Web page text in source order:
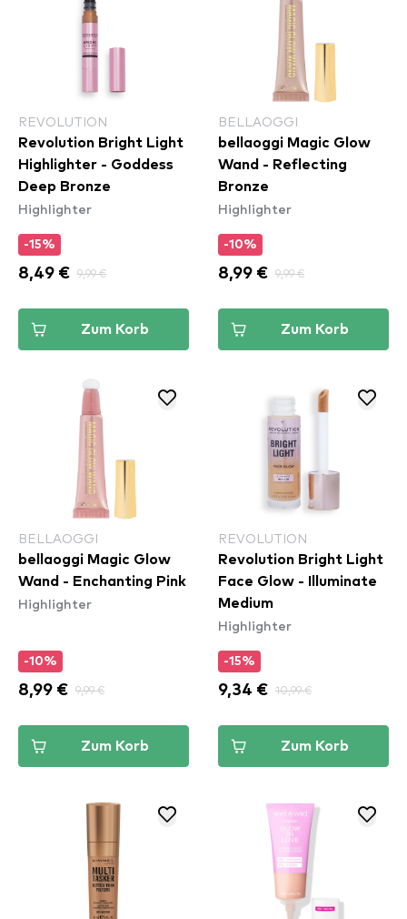
REVOLUTION
Revolution Bright Light
Highlighter - Goddess
Deep Bronze
Highlighter
-15%
8,49 € 9,99 €
Zum Korb
BELLAOGGI
bellaoggi Magic Glow
Wand - Reflecting
Bronze
Highlighter
-10%
8,99 € 9,99 €
Zum Korb
BELLAOGGI
bellaoggi Magic Glow
Wand - Enchanting Pink
Highlighter
-10%
8,99 € 9,99 €
Zum Korb
REVOLUTION
Revolution Bright Light
Face Glow - Illuminate
Medium
Highlighter
-15%
9,34 € 10,99 €
Zum Korb